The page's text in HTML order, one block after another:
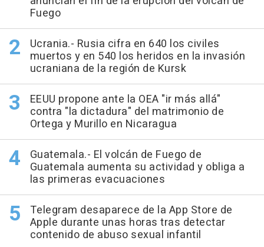
Fuego
Ucrania.- Rusia cifra en 640 los civiles
muertos y en 540 los heridos en la invasión
ucraniana de la región de Kursk
EEUU propone ante la OEA "ir más allá"
contra "la dictadura" del matrimonio de
Ortega y Murillo en Nicaragua
Guatemala.- El volcán de Fuego de
Guatemala aumenta su actividad y obliga a
las primeras evacuaciones
Telegram desaparece de la App Store de
Apple durante unas horas tras detectar
contenido de abuso sexual infantil